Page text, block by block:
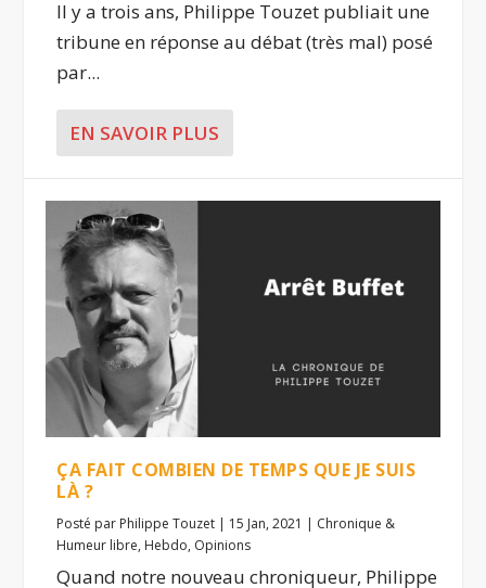
Il y a trois ans, Philippe Touzet publiait une
tribune en réponse au débat (très mal) posé
par...
EN SAVOIR PLUS
ÇA FAIT COMBIEN DE TEMPS QUE JE SUIS
LÀ ?
Posté par Philippe Touzet | 15 Jan, 2021 | Chronique &
Humeur libre, Hebdo, Opinions
Quand notre nouveau chroniqueur, Philippe